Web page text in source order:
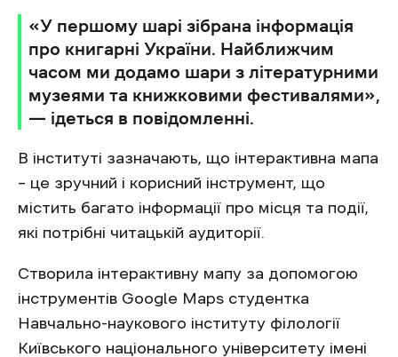
«У першому шарі зібрана інформація
про книгарні України. Найближчим
часом ми додамо шари з літературними
музеями та книжковими фестивалями»,
— ідеться в повідомленні.
В інституті зазначають, що інтерактивна мапа
– це зручний і корисний інструмент, що
містить багато інформації про місця та події,
які потрібні читацькій аудиторії.
Створила інтерактивну мапу за допомогою
інструментів Google Maps студентка
Навчально-наукового інституту філології
Київського національного університету імені